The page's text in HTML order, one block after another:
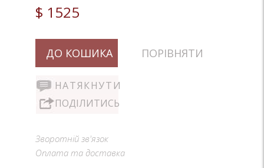
$ 1525
ДО КОШИКА ПОРІВНЯТИ
НАТЯКНУТИ
ПОДІЛИТИСЬ
Зворотній зв'язок
Оплата та доставка